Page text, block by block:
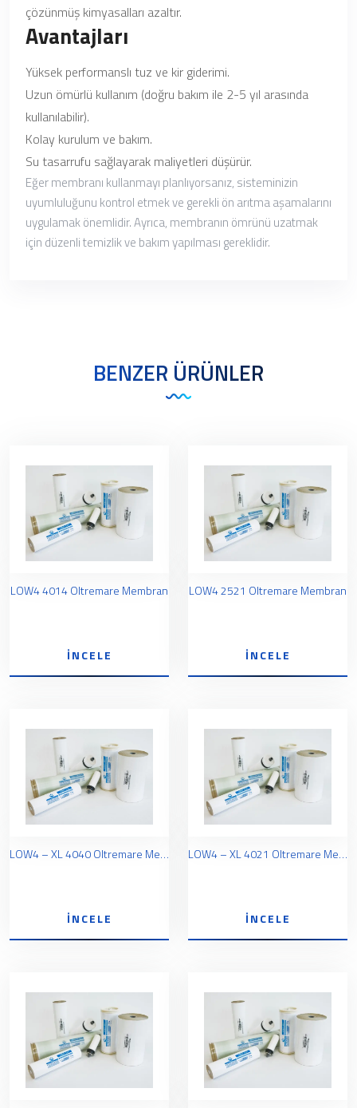
çözünmüş kimyasalları azaltır.
Avantajları
Yüksek performanslı tuz ve kir giderimi.
Uzun ömürlü kullanım (doğru bakım ile 2-5 yıl arasında
kullanılabilir).
Kolay kurulum ve bakım.
Su tasarrufu sağlayarak maliyetleri düşürür.
Eğer membranı kullanmayı planlıyorsanız, sisteminizin
uyumluluğunu kontrol etmek ve gerekli ön arıtma aşamalarını
uygulamak önemlidir. Ayrıca, membranın ömrünü uzatmak
için düzenli temizlik ve bakım yapılması gereklidir.
BENZER ÜRÜNLER
LOW4 4014 Oltremare Membran
İNCELE
LOW4 2521 Oltremare Membran
İNCELE
LOW4 – XL 4040 Oltremare Membran
İNCELE
LOW4 – XL 4021 Oltremare Membran
İNCELE